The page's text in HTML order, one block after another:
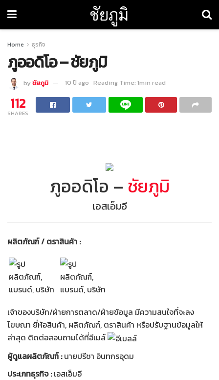
ชัยภูมิ
Home ธุรกิจ
ภูออดิโอ – ชัยภูมิ
by ชัยภูมิ 10 ปี ago Reading Time: 1min read
112
SHARES
ภูออดิโอ – ชัยภูมิ
เอสเอ็มอี
ผลิตภัณฑ์ / ตราสินค้า :
เจ้าของบริษัท/ฝ่ายการตลาด/ฝ่ายข้อมูล มีความสนใจที่จะลง
โฆษณา ยี่ห้อสินค้า, ผลิตภัณฑ์, ตราสินค้า หรือปรับฐานข้อมูลให้
ล่าสุด ติดต่อสอบถามได้ที่อีเมล์
ผู้ดูแลผลิตภัณฑ์ :นายปรีชา อินทกรอุดม
ประเภทธุรกิจ :เอสเอ็มอี